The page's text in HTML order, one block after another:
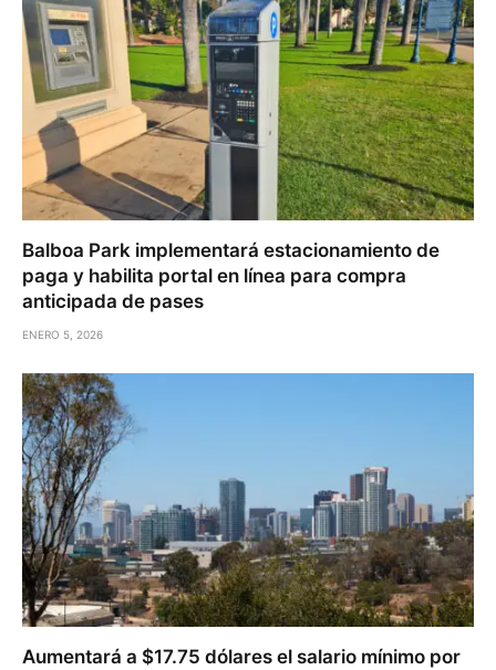
Balboa Park implementará estacionamiento de
paga y habilita portal en línea para compra
anticipada de pases
ENERO 5, 2026
Aumentará a $17.75 dólares el salario mínimo por